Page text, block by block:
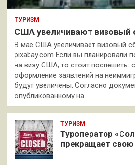
ТУРИЗМ
США увеличивают визовый
В мае США увеличивает визовый
pixabay.com Если вы планировали
на визу США, то стоит поспешить:
оформление заявлений на
будут увеличены. Согласно
опубликованному на…
ТУРИЗМ
Туроператор
прекращает